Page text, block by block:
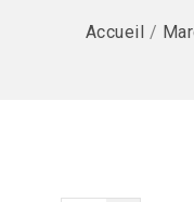
Accueil /